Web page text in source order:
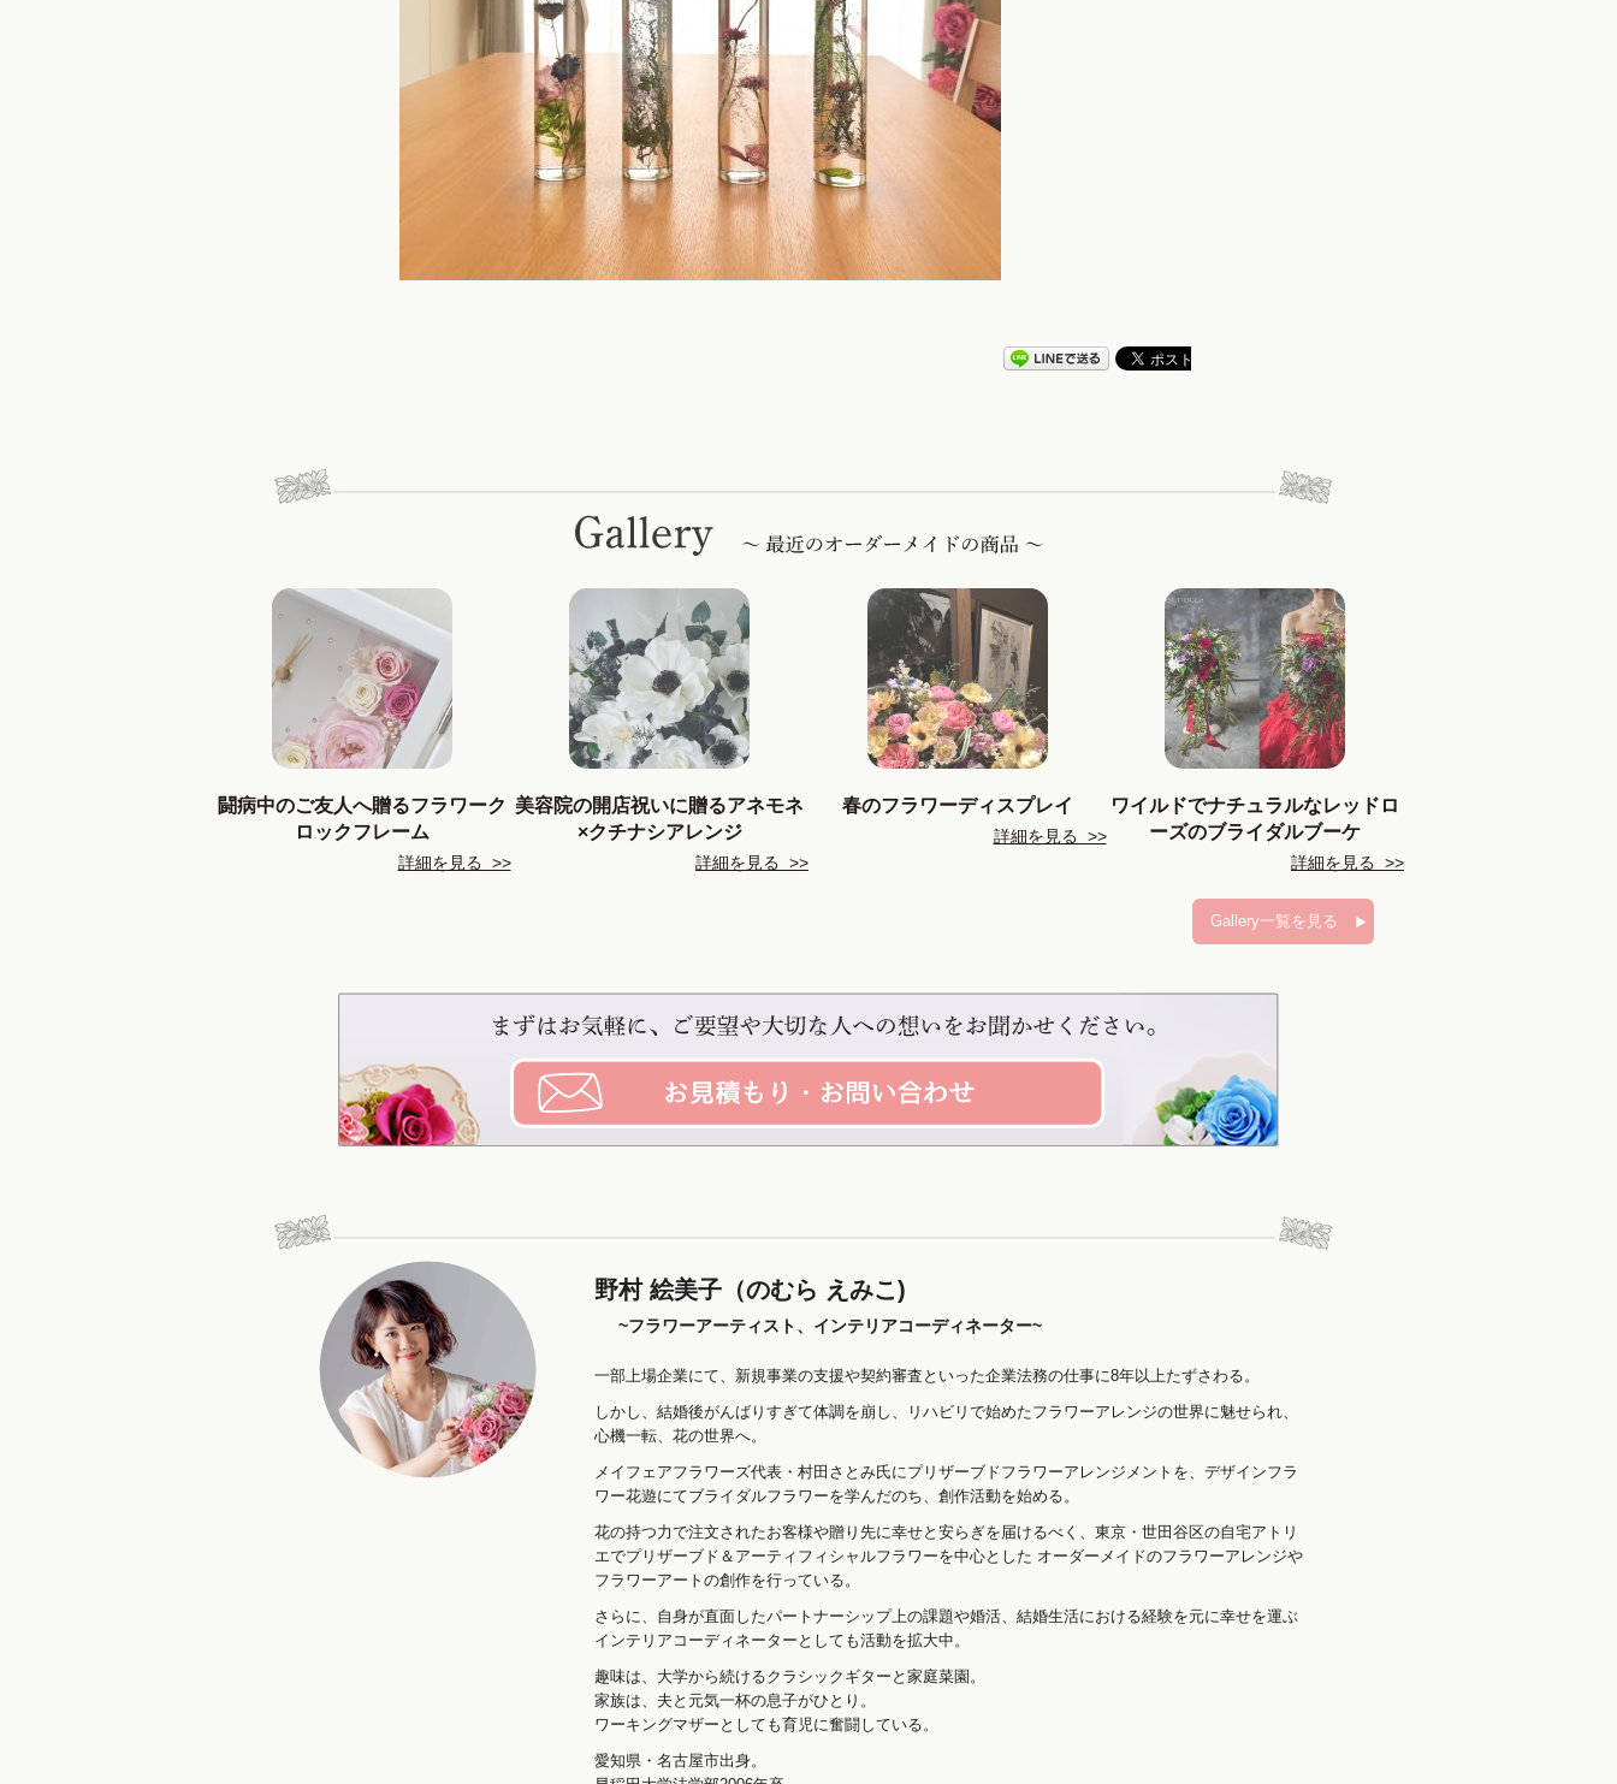
闘病中のご友人へ贈るフラワーク
ロックフレーム
詳細を見る >>
美容院の開店祝いに贈るアネモネ
×クチナシアレンジ
詳細を見る >>
春のフラワーディスプレイ
詳細を見る >>
ワイルドでナチュラルなレッドロ
ーズのブライダルブーケ
詳細を見る >>
Gallery一覧を見る
野村 絵美子（のむら えみこ)
~フラワーアーティスト、インテリアコーディネーター~
一部上場企業にて、新規事業の支援や契約審査といった企業法務の仕事に8年以上たずさわる。
しかし、結婚後がんばりすぎて体調を崩し、リハビリで始めたフラワーアレンジの世界に魅せられ、
心機一転、花の世界へ。
メイフェアフラワーズ代表・村田さとみ氏にプリザーブドフラワーアレンジメントを、デザインフラ
ワー花遊にてブライダルフラワーを学んだのち、創作活動を始める。
花の持つ力で注文されたお客様や贈り先に幸せと安らぎを届けるべく、東京・世田谷区の自宅アトリ
エでプリザーブド＆アーティフィシャルフラワーを中心とした オーダーメイドのフラワーアレンジや
フラワーアートの創作を行っている。
さらに、自身が直面したパートナーシップ上の課題や婚活、結婚生活における経験を元に幸せを運ぶ
インテリアコーディネーターとしても活動を拡大中。
趣味は、大学から続けるクラシックギターと家庭菜園。
家族は、夫と元気一杯の息子がひとり。
ワーキングマザーとしても育児に奮闘している。
愛知県・名古屋市出身。